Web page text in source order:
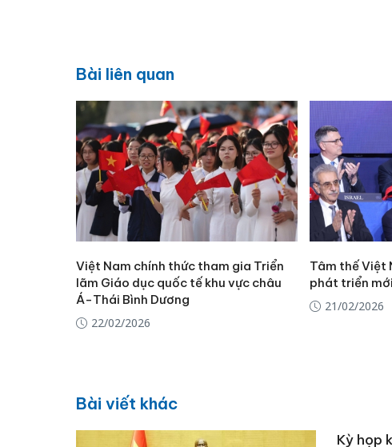
Bài liên quan
Việt Nam chính thức tham gia Triển
lãm Giáo dục quốc tế khu vực châu
Á-Thái Bình Dương
22/02/2026
Tâm thế Việt
phát triển
21/02/2026
Bài viết khác
Kỳ họp